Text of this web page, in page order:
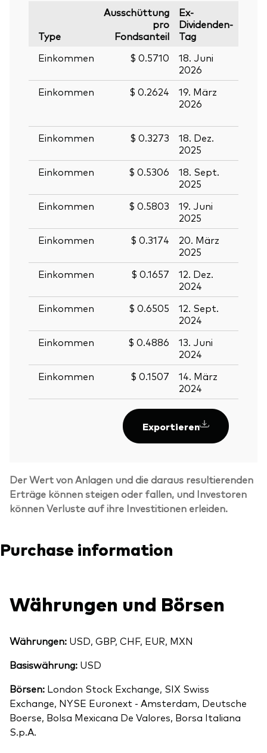
Type
Ausschüttung
pro
Fondsanteil
Ex-
Dividenden-
Tag
Einkommen
$ 0.5710
18. Juni
2026
Einkommen
$ 0.2624
19. März
2026
Einkommen
$ 0.3273
18. Dez.
2025
Einkommen
$ 0.5306
18. Sept.
2025
Einkommen
$ 0.5803
19. Juni
2025
Einkommen
$ 0.3174
20. März
2025
Einkommen
$ 0.1657
12. Dez.
2024
Einkommen
$ 0.6505
12. Sept.
2024
Einkommen
$ 0.4886
13. Juni
2024
Einkommen
$ 0.1507
14. März
2024
Exportieren
Der Wert von Anlagen und die daraus resultierenden
Erträge können steigen oder fallen, und Investoren
können Verluste auf ihre Investitionen erleiden.
Purchase information
Währungen und Börsen
Währungen: USD, GBP, CHF, EUR, MXN
Basiswährung: USD
Börsen: London Stock Exchange, SIX Swiss
Exchange, NYSE Euronext - Amsterdam, Deutsche
Boerse, Bolsa Mexicana De Valores, Borsa Italiana
S.p.A.